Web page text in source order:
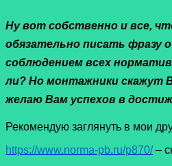
Ну вот собственно и все,
обязательно писать фразу
соблюдением всех
ли? Но монтажники скажут
желаю Вам успехов в
Рекомендую заглянуть в мои
https://www.norma-pb.ru/p870/–